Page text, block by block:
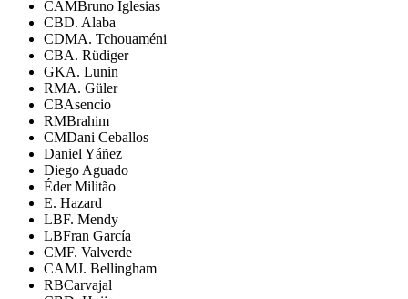
CAMBruno Iglesias
CBD. Alaba
CDMA. Tchouaméni
CBA. Rüdiger
GKA. Lunin
RMA. Güler
CBAsencio
RMBrahim
CMDani Ceballos
Daniel Yáñez
Diego Aguado
Éder Militão
E. Hazard
LBF. Mendy
LBFran García
CMF. Valverde
CAMJ. Bellingham
RBCarvajal